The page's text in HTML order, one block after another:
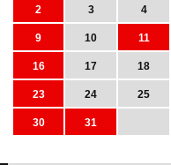
2
3 4
9
10 11
16
17 18
23
24 25
30
31